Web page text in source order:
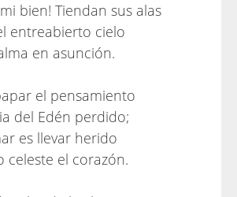
bien! Tiendan sus alas
entreabierto cielo
en asunción.
el pensamiento
del Edén perdido;
es llevar herido
celeste el corazón.